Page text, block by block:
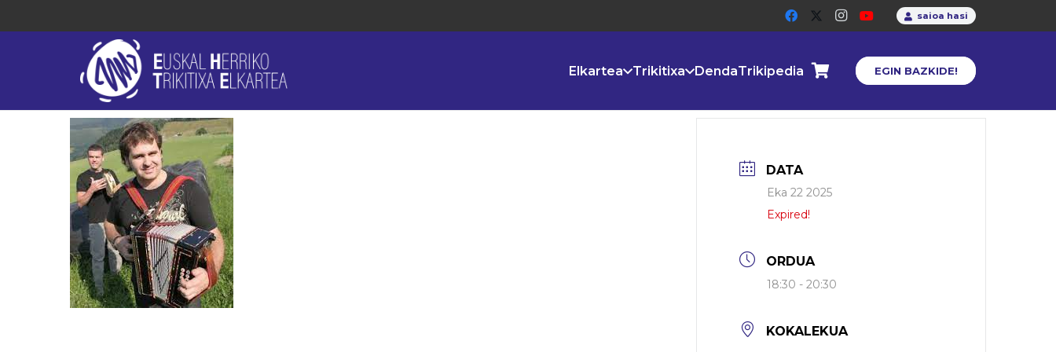
saioa hasi
Elkartea Trikitixa DendaTrikipedia EGIN BAZKIDE!
DATA
Eka 22 2025
Expired!
ORDUA
18:30 - 20:30
KOKALEKUA